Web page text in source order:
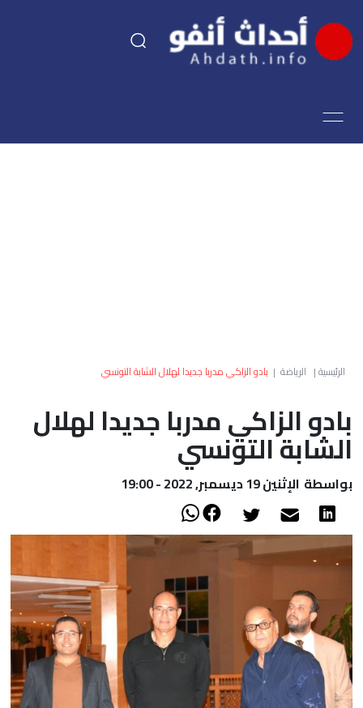
اقتصاد
العالم
أعمدة
الصحراء
الرئيسية| الرياضة | بادو الزاكي مدربا جديدا لهلال الشابة التونسي
بادو الزاكي مدربا جديدا لهلال
الشابة التونسي
بواسطة الإثنين 19 ديسمبر, 2022 - 19:00